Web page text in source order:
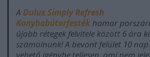
A Dulux Simply Refresh
Konyhabútorfesték hamar
újabb rétegek felvitele között 6 óra
számolnunk! A bevont felület 10 nap